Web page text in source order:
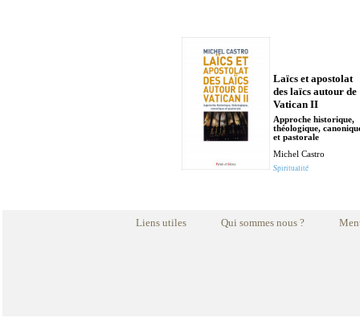
Laïcs et apostolat
des laïcs autour de
Vatican II
Approche historique,
théologique,
et pastorale
Michel Castro
Spiritualité
Liens utiles Qui sommes nous ?